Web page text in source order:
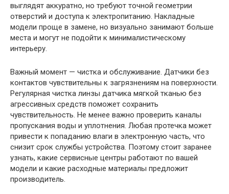
выглядят аккуратно, но требуют точной геометрии
отверстий и доступа к электропитанию. Накладные
модели проще в замене, но визуально занимают больше
места и могут не подойти к минималистическому
интерьеру.
Важный момент — чистка и обслуживание. Датчики без
контактов чувствительны к загрязнениям на поверхности.
Регулярная чистка линзы датчика мягкой тканью без
агрессивных средств поможет сохранить
чувствительность. Не менее важно проверить каналы
пропускания воды и уплотнения. Любая протечка может
привести к попаданию влаги в электронную часть, что
снизит срок службы устройства. Поэтому стоит заранее
узнать, какие сервисные центры работают по вашей
модели и какие расходные материалы предложит
производитель.